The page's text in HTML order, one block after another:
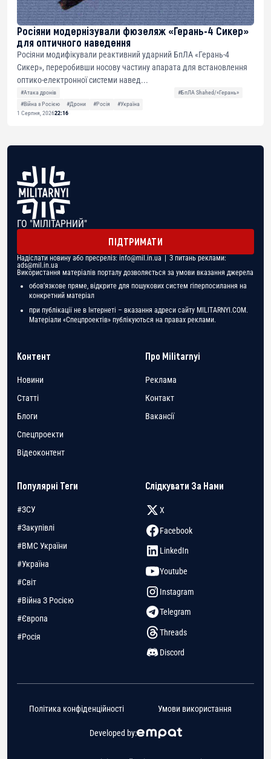
Росіяни модернізували фюзеляж «Герань-4 Сикер»
для оптичного наведення
Росіяни модифікували реактивний ударний БпЛА «Герань-4
Сикер», переробивши носову частину апарата для встановлення
оптико-електронної системи навед...
#Атака дронів
#БпЛА Shahed/«Герань»
#Війна з Росією
#Дрони #Росія
#Україна
1 Серпня, 202622:16
ГО "МІЛІТАРНИЙ"
ПІДТРИМАТИ
Надіслати новину або пресреліз: info@mil.in.ua | З питань реклами:
ads@mil.in.ua
Використання матеріалів порталу дозволяється за умови вказання джерела
обов'язкове пряме, відкрите для пошукових систем гіперпосилання на
конкретний матеріал
при публікації не в Інтернеті – вказання адреси сайту MILITARNYI.COM.
Матеріали «Спецпроектів» публікуються на правах реклами.
Контент
Новини
Статті
Блоги
Спецпроекти
Відеоконтент
Про Militarnyi
Реклама
Контакт
Вакансії
Популярні Теги
#ЗСУ
#Закупівлі
#ВМС України
#Україна
#Світ
#Війна З Росією
#Європа
#Росія
Слідкувати За Нами
X
Facebook
LinkedIn
Youtube
Instagram
Telegram
Threads
Discord
Developed by:
Політика конфіденційності Умови використання